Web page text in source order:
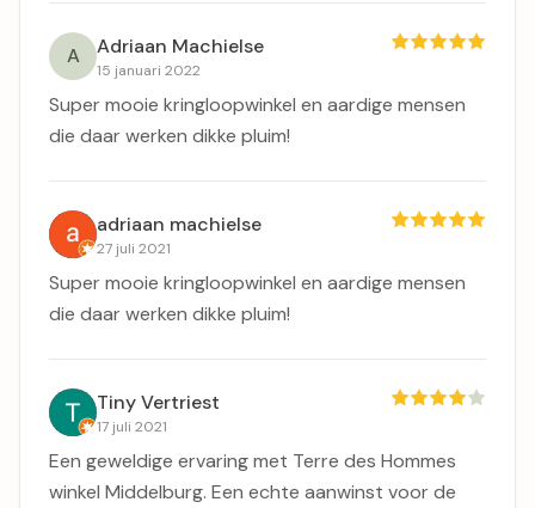
A Adriaan Machielse
15 januari 2022
Super mooie kringloopwinkel en aardige mensen
die daar werken dikke pluim!
adriaan machielse
27 juli 2021
Super mooie kringloopwinkel en aardige mensen
die daar werken dikke pluim!
Tiny Vertriest
17 juli 2021
Een geweldige ervaring met Terre des Hommes
winkel Middelburg. Een echte aanwinst voor de